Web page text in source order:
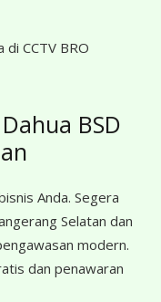
CCTV BRO
BSD
Anda. Segera
Selatan dan
modern.
dan penawaran